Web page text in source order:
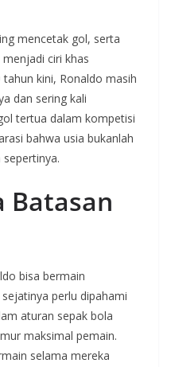
mencetak gol, serta
ciri khas
kini, Ronaldo masih
dan sering kali
tertua dalam kompetisi
bahwa usia bukanlah
Batasan
bisa bermain
perlu dipahami
aturan sepak bola
maksimal pemain.
selama mereka